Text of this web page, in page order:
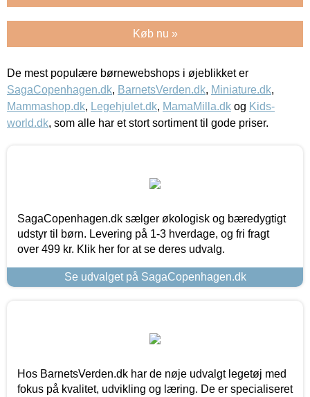
Køb nu »
De mest populære børnewebshops i øjeblikket er
SagaCopenhagen.dk, BarnetsVerden.dk, Miniature.dk,
Mammashop.dk, Legehjulet.dk, MamaMilla.dk og Kids-
world.dk, som alle har et stort sortiment til gode priser.
SagaCopenhagen.dk sælger økologisk og bæredygtigt
udstyr til børn. Levering på 1-3 hverdage, og fri fragt
over 499 kr. Klik her for at se deres udvalg.
Se udvalget på SagaCopenhagen.dk
Hos BarnetsVerden.dk har de nøje udvalgt legetøj med
fokus på kvalitet, udvikling og læring. De er specialiseret